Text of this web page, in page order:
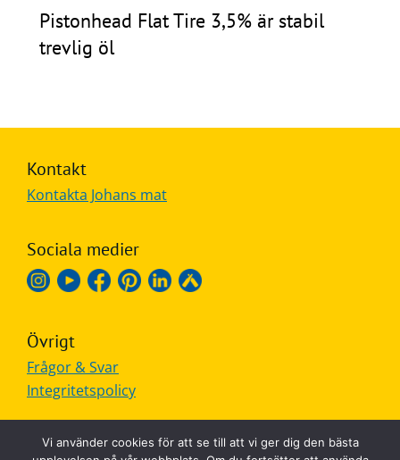
Pistonhead Flat Tire 3,5% är stabil
trevlig öl
Kontakt
Kontakta Johans mat
Sociala medier
Övrigt
Frågor & Svar
Integritetspolicy
Vi använder cookies för att se till att vi ger dig den bästa